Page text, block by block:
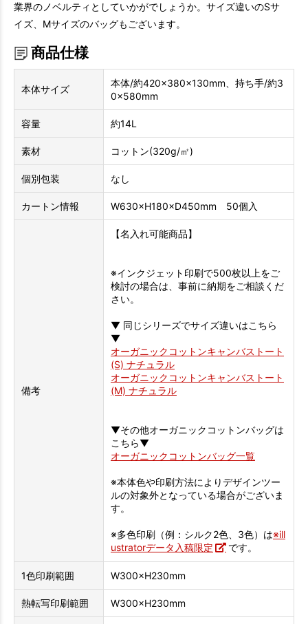
業界のノベルティとしていかがでしょうか。サイズ違いのSサ
イズ、Mサイズのバッグもございます。
商品仕様
本体サイズ
本体/約420×380×130mm、持ち手/約3
0×580mm
容量 約14L
素材 コットン(320g/㎡)
個別包装 なし
カートン情報 W630×H180×D450mm 50個入
備考
【名入れ可能商品】
※インクジェット印刷で500枚以上をご
検討の場合は、事前に納期をご相談くだ
さい。
▼ 同じシリーズでサイズ違いはこちら
▼
オーガニックコットンキャンバストート
(S) ナチュラル
オーガニックコットンキャンバストート
(M) ナチュラル
▼その他オーガニックコットンバッグは
こちら▼
オーガニックコットンバッグ一覧
※本体色や印刷方法によりデザインツー
ルの対象外となっている場合がございま
す。
※多色印刷（例：シルク2色、3色）は※ill
ustratorデータ入稿限定
です。
1色印刷範囲 W300×H230mm
熱転写印刷範囲 W300×H230mm